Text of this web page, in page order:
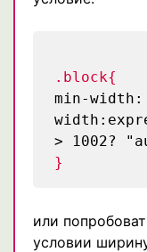
.block{
min-width:
> 1002?
}
или
условии